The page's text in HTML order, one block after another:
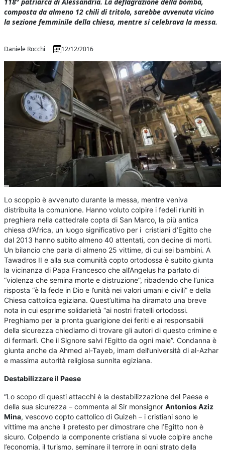
composta da almeno 12 chili di tritolo, sarebbe avvenuta vicino
la sezione femminile della chiesa, mentre si celebrava la messa.
Daniele Rocchi 12/12/2016
Lo scoppio è avvenuto durante la messa, mentre veniva
distribuita la comunione. Hanno voluto colpire i fedeli riuniti in
preghiera nella cattedrale copta di San Marco, la più antica
chiesa d’Africa, un luogo significativo per i cristiani d’Egitto che
dal 2013 hanno subito almeno 40 attentati, con decine di morti.
Un bilancio che parla di almeno 25 vittime, di cui sei bambini. A
Tawadros II e alla sua comunità copto ortodossa è subito giunta
la vicinanza di Papa Francesco che all’Angelus ha parlato di
“violenza che semina morte e distruzione”, ribadendo che l’unica
risposta “è la fede in Dio e l’unità nei valori umani e civili” e della
Chiesa cattolica egiziana. Quest’ultima ha diramato una breve
nota in cui esprime solidarietà “ai nostri fratelli ortodossi.
Preghiamo per la pronta guarigione dei feriti e ai responsabili
della sicurezza chiediamo di trovare gli autori di questo crimine e
di fermarli. Che il Signore salvi l’Egitto da ogni male”. Condanna è
giunta anche da Ahmed al-Tayeb, imam dell’università di al-Azhar
e massima autorità religiosa sunnita egiziana.
Destabilizzare il Paese
“Lo scopo di questi attacchi è la destabilizzazione del Paese e
della sua sicurezza – commenta al Sir monsignorAntonios Aziz
Mina, vescovo copto cattolico di Guizeh – i cristiani sono le
vittime ma anche il pretesto per dimostrare che l’Egitto non è
sicuro. Colpendo la componente cristiana si vuole colpire anche
l’economia, il turismo, seminare il terrore in ogni strato della